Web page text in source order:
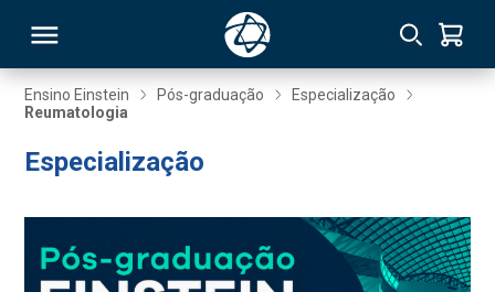
Ensino Einstein Pós-graduação
Especialização
Reumatologia
Especialização